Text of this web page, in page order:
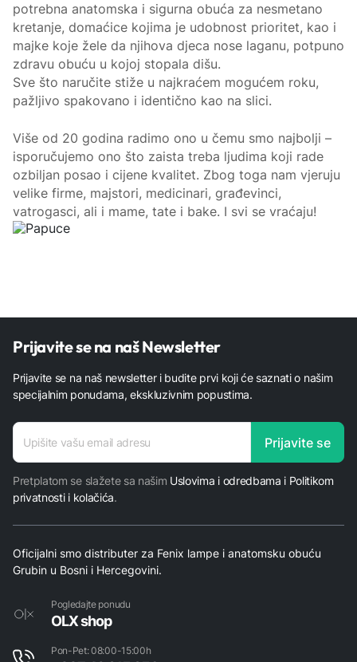
potrebna anatomska i sigurna obuća za nesmetano
kretanje, domaćice kojima je udobnost prioritet, kao i
majke koje žele da njihova djeca nose laganu, potpuno
zdravu obuću u kojoj stopala dišu.
Sve što naručite stiže u najkraćem mogućem roku,
pažljivo spakovano i identično kao na slici.
Više od 20 godina radimo ono u čemu smo najbolji –
isporučujemo ono što zaista treba ljudima koji rade
ozbiljan posao i cijene kvalitet. Zbog toga nam vjeruju
velike firme, majstori, medicinari, građevinci,
vatrogasci, ali i mame, tate i bake. I svi se vraćaju!
Prijavite se na naš Newsletter
Prijavite se na naš newsletter i budite prvi koji će saznati o našim
specijalnim ponudama, ekskluzivnim popustima.
adresa
adresa
Prijavite se
Pretplatom se slažete sa našim Uslovima i odredbama i Politikom
privatnosti i kolačića.
Oficijalni smo distributer za Fenix lampe i anatomsku obuću
Grubin u Bosni i Hercegovini.
Pogledajte ponudu
OLX shop
Pon-Pet: 08:00-15:00h